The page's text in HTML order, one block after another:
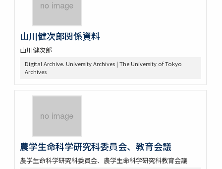
山川健次郎関係資料
山川健次郎
Digital Archive. University Archives | The University of Tokyo
Archives
農学生命科学研究科委員会、教育会議
農学生命科学研究科委員会、農学生命科学研究科教育会議